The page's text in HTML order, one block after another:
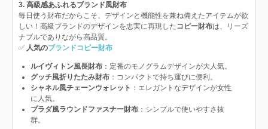
3. 高級感あふれるブランド風財布
毎日使う財布だからこそ、デザインと機能性を兼ね備えたアイテムが欲
しい！高級ブランドのデザインを忠実に再現したコピー財布は、リーズ
ナブルでありながら高品質。
✅ 人気のブランドコピー財布
ルイヴィトン風長財布 ：定番のモノグラムデザインが大人気。
グッチ風折りたたみ財布 ：コンパクトで持ち運びに便利。
シャネル風チェーンウォレット ：エレガントなデザインが女性
に人気。
プラダ風ラウンドファスナー財布 ：シンプルで使いやすさ抜
群。